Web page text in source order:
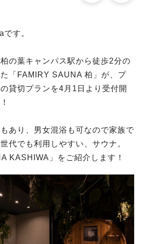
す。
の葉キャンパス駅から徒歩2分の
「FAMIRY SAUNA 柏」が、プ
貸切プランを4月1日より受付開
あり、男女混浴も可なので家族で
代でも利用しやすい、サウナ。
KASHIWA」をご紹介します！